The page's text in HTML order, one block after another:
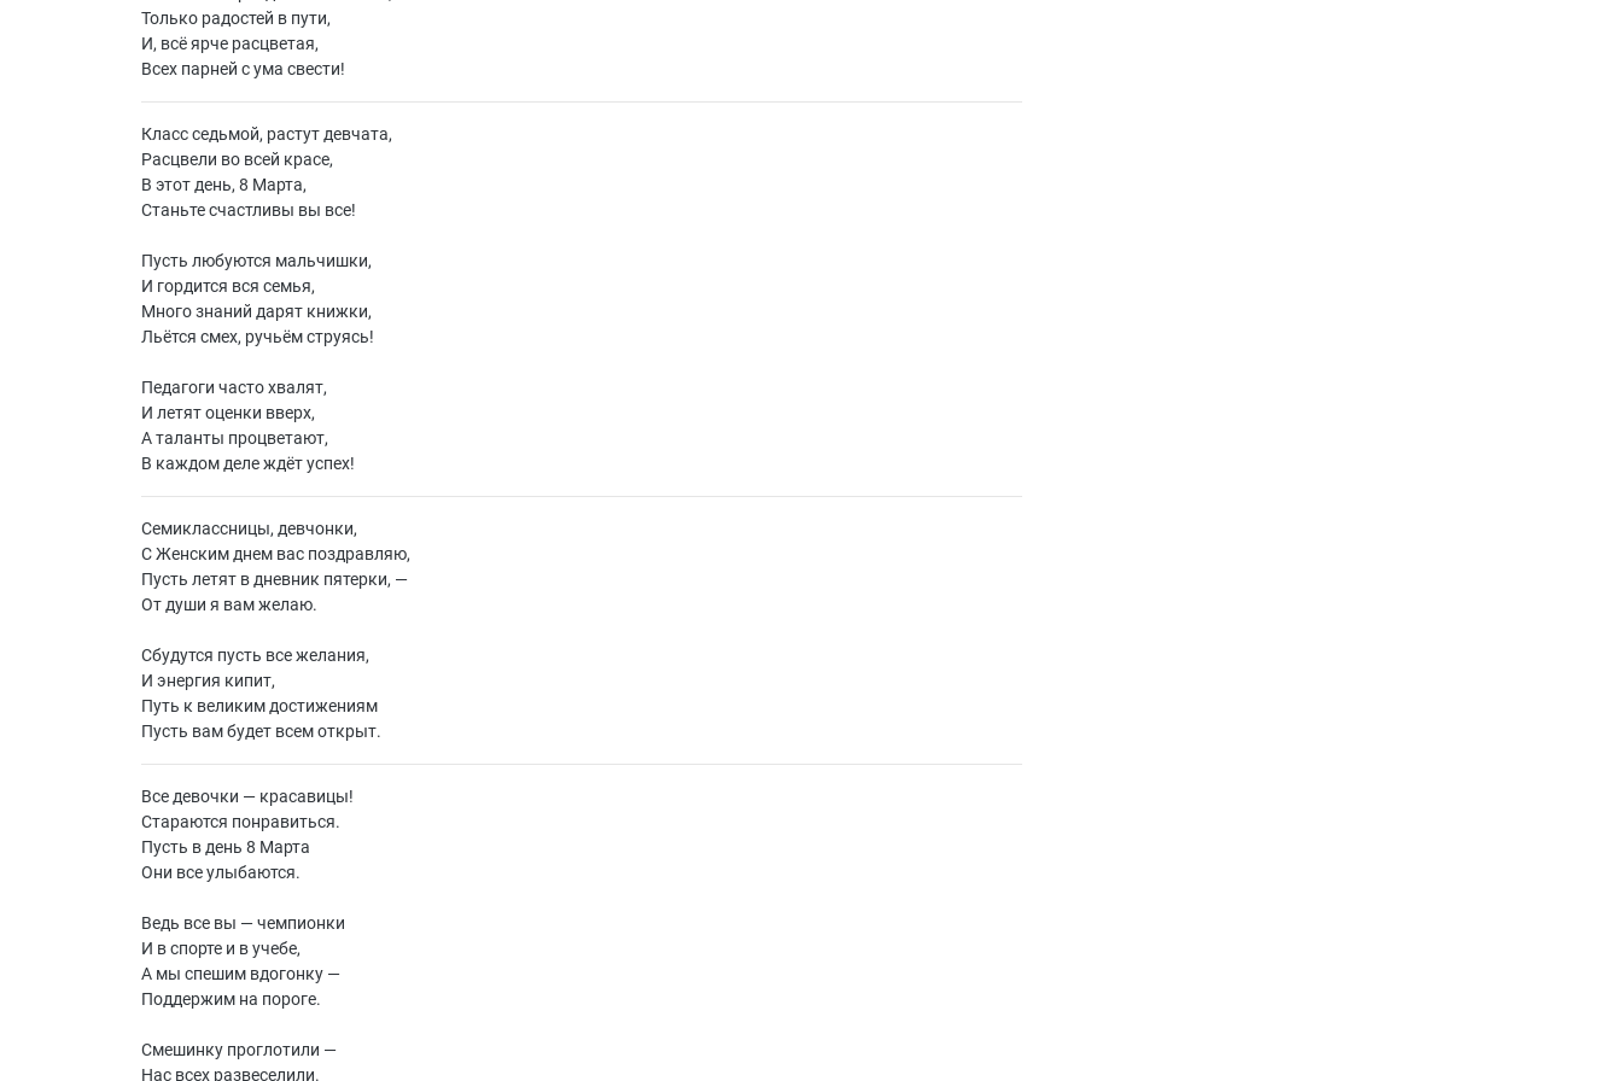
Только радостей в пути,
И, всё ярче расцветая,
Всех парней с ума свести!
Класс седьмой, растут девчата,
Расцвели во всей красе,
В этот день, 8 Марта,
Станьте счастливы вы все!
Пусть любуются мальчишки,
И гордится вся семья,
Много знаний дарят книжки,
Льётся смех, ручьём струясь!
Педагоги часто хвалят,
И летят оценки вверх,
А таланты процветают,
В каждом деле ждёт успех!
Семиклассницы, девчонки,
С Женским днем вас поздравляю,
Пусть летят в дневник пятерки, —
От души я вам желаю.
Сбудутся пусть все желания,
И энергия кипит,
Путь к великим достижениям
Пусть вам будет всем открыт.
Все девочки — красавицы!
Стараются понравиться.
Пусть в день 8 Марта
Они все улыбаются.
Ведь все вы — чемпионки
И в спорте и в учебе,
А мы спешим вдогонку —
Поддержим на пороге.
Смешинку проглотили —
Нас всех развеселили.